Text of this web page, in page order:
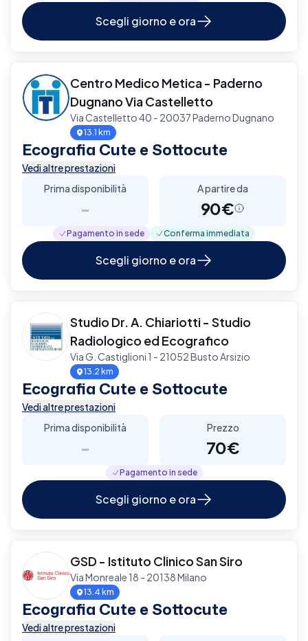
Scegli giorno e ora
Centro Medico Metica - Paderno
Dugnano Via Castelletto
Via Castelletto 40 - 20037 Paderno Dugnano
13.1 km
Ecografia Cute e Sottocute
Vedi altre prestazioni
Prima disponibilità
-
A partire da
90€
Pagamento in sede Conferma immediata
Scegli giorno e ora
Studio Dr. A. Chiariotti - Studio
Radiologico ed Ecografico
Via G. Castiglioni 1 - 21052 Busto Arsizio
13.2 km
Ecografia Cute e Sottocute
Vedi altre prestazioni
Prima disponibilità
-
Prezzo
70€
Pagamento in sede
Scegli giorno e ora
GSD - Istituto Clinico San Siro
Via Monreale 18 - 20138 Milano
13.4 km
Ecografia Cute e Sottocute
Vedi altre prestazioni